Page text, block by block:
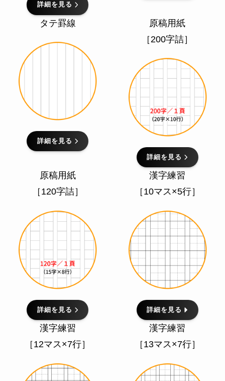
詳細を見る
タテ罫線
詳細を見る
原稿用紙
［200字詰］
詳細を見る
原稿用紙
［120字詰］
詳細を見る
漢字練習
［10マス×5行］
詳細を見る
漢字練習
［12マス×7行］
漢字練習
［13マス×7行］